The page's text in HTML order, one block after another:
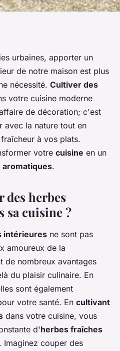
un jardin
dans
urbaines, apporter un
de notre maison est plus
nécessité. Cultiver des
votre cuisine moderne
de décoration; c'est
avec la nature tout en
à vos plats.
votre cuisine en un
.
herbes
sa cuisine ?
intérieures ne sont pas
amoureux de la
de nombreux avantages
du plaisir culinaire. En
sont également
votre santé. En cultivant
dans votre cuisine, vous
d'herbes fraîches
Imaginez couper des